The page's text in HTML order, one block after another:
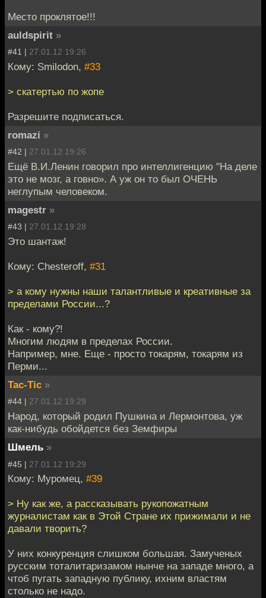
Место проклятое!!!
auldspirit »
#41 | 27.01.12 19:26
Кому: Smilodon, #33
> скатертью по жопе
Разрешите подписаться.
romazi »
#42 | 27.01.12 19:26
Ещё В.И.Ленин говорил про интеллигенцию "На деле
это не мозг, а говно». А уж он то был ОЧЕНЬ
неглупым человеком.
magestr »
#43 | 27.01.12 19:28
Это шантаж!
Кому: Chesteroff, #31
> а кому нужны наши талантливые и креативные за
пределами России...?
Как - кому?!
Многим людям в пределах России.
Например, мне. Еще - просто токарям, токарям из
Перми...
Tac-Tic »
#44 | 27.01.12 19:29
Народ, который родил Пушкина и Лермонтова, уж
как-нибудь обойдется без Земфиры
Шмель »
#45 | 27.01.12 19:29
Кому: Муромец, #39
> Ну как же, а рассказывать рукопожатным
журналистам как в Этой Стране их прижимали и не
давали творить?
У них конкуренция слишком большая. Замученых
русским тоталитаризамом нынче на западе много, а
чтоб пугать западную публику, ихним властям
столько не надо.